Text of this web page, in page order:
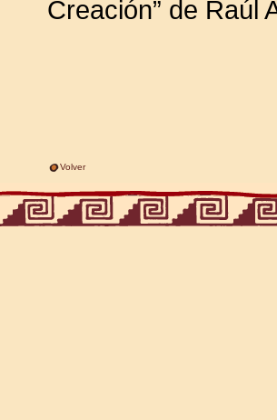
Creación” de Raúl
Volver